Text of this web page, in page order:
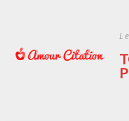
content